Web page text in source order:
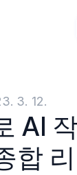
3. 12.
AI
합